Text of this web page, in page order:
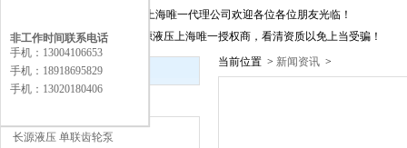
长源液压股份有限公司,上海唯一代理公司欢迎各位各位朋友光临！
上海闵丰工业器材是长源液压上海唯一授权商，看清资质以免上当受骗！
新闻资讯
长源液压 单联齿轮泵
当前位置 > 新闻资讯 >
非工作时间联系电话
手机：13004106653
手机：18918695829
手机：13020180406